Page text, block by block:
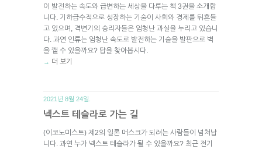
이 발전하는 속도와 급변하는 세상을 다루는 책 3권을 소개합
니다. 기하급수적으로 성장하는 기술이 사회와 경제를 뒤흔들
고 있으며, 격변기의 승리자들은 엄청난 과실을 누리고 있습니
다. 과연 인류는 엄청난 속도로 발전하는 기술을 발판으로 벽
을 깰 수 있을까요? 답을 찾아봅시다.
→ 더 보기
2021년 8월 24일.
넥스트 테슬라로 가는 길
(이코노미스트) 제2의 일론 머스크가 되려는 사람들이 넘쳐납
니다. 과연 누가 넥스트 테슬라가 될 수 있을까요? 최근 전기